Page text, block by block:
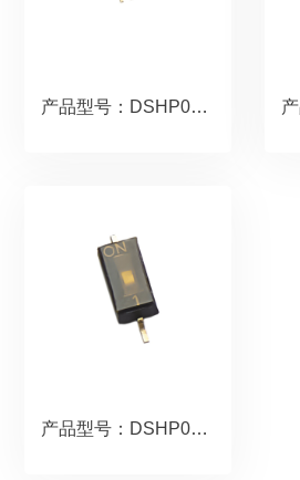
产品型号：DSHP04TSGER
产品型号：DSHP01TSGER